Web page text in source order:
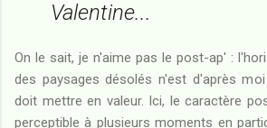
Valentine...
On le sait, je n'aime pas le post-ap' :
des paysages désolés n'est d'après
doit mettre en valeur. Ici, le caractère
perceptible à plusieurs moments en